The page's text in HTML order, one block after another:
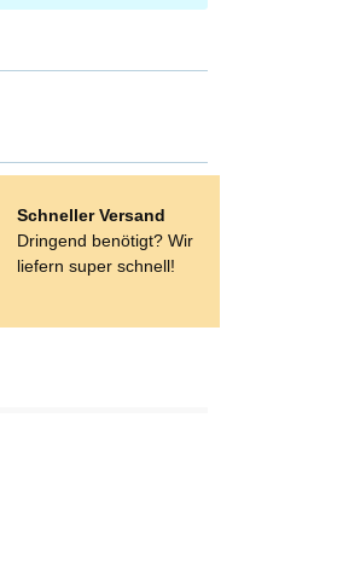
Schneller Versand
Dringend benötigt? Wir
liefern super schnell!